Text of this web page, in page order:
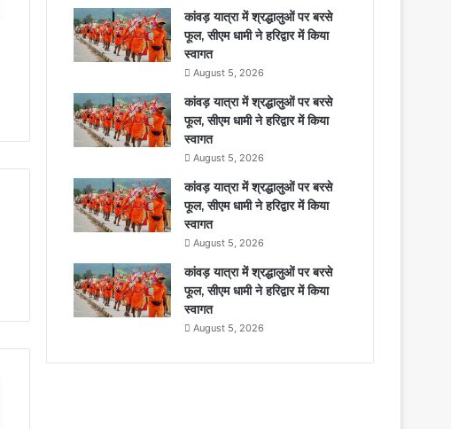
कांवड़ यात्रा में श्रद्धालुओं पर बरसे
फूल, सीएम धामी ने हरिद्वार में किया
स्वागत
August 5, 2026
कांवड़ यात्रा में श्रद्धालुओं पर बरसे
फूल, सीएम धामी ने हरिद्वार में किया
स्वागत
August 5, 2026
कांवड़ यात्रा में श्रद्धालुओं पर बरसे
फूल, सीएम धामी ने हरिद्वार में किया
स्वागत
August 5, 2026
कांवड़ यात्रा में श्रद्धालुओं पर बरसे
फूल, सीएम धामी ने हरिद्वार में किया
स्वागत
August 5, 2026